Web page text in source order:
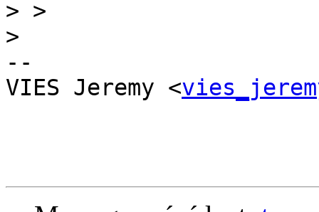
>
>
--
VIES Jeremy <